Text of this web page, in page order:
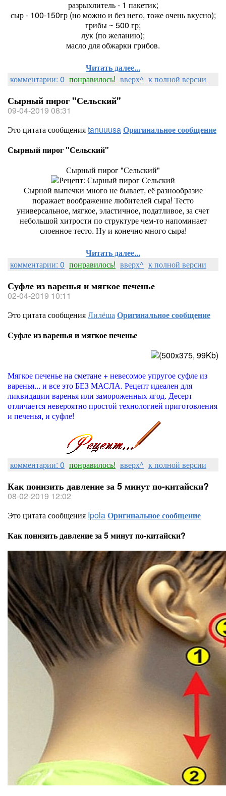
разрыхлитель - 1 пакетик;
сыр - 100-150гр (но можно и без него, тоже очень вкусно);
грибы ~ 500 гр;
лук (по желанию);
масло для обжарки грибов.
Читать далее...
комментарии: 0 понравилось! вверх^ к полной версии
Сырный пирог "Сельский"
09-04-2019 08:31
Это цитата сообщенияtanuuusaОригинальное сообщение
Сырный пирог "Сельский"
Сырный пирог "Сельский"
Сырной выпечки много не бывает, её разнообразие
поражает воображение любителей сыра! Тесто
универсальное, мягкое, эластичное, податливое, за счет
небольшой хитрости по структуре чем-то напоминает
слоенное тесто. Ну и конечно много сыра!
Читать далее...
комментарии: 0 понравилось! вверх^ к полной версии
Суфле из варенья и мягкое печенье
02-04-2019 10:11
Это цитата сообщенияЛилёшаОригинальное сообщение
Суфле из варенья и мягкое печенье
Мягкое печенье на сметане + невесомое упругое суфле из
варенья... и все это БЕЗ МАСЛА. Рецепт идеален для
ликвидации варенья или замороженных ягод. Десерт
отличается невероятно простой технологией приготовления
и печенья, и суфле!
комментарии: 0 понравилось! вверх^ к полной версии
Как понизить давление за 5 минут по-китайски?
08-02-2019 12:02
Это цитата сообщения IpolaОригинальное сообщение
Как понизить давление за 5 минут по-китайски?